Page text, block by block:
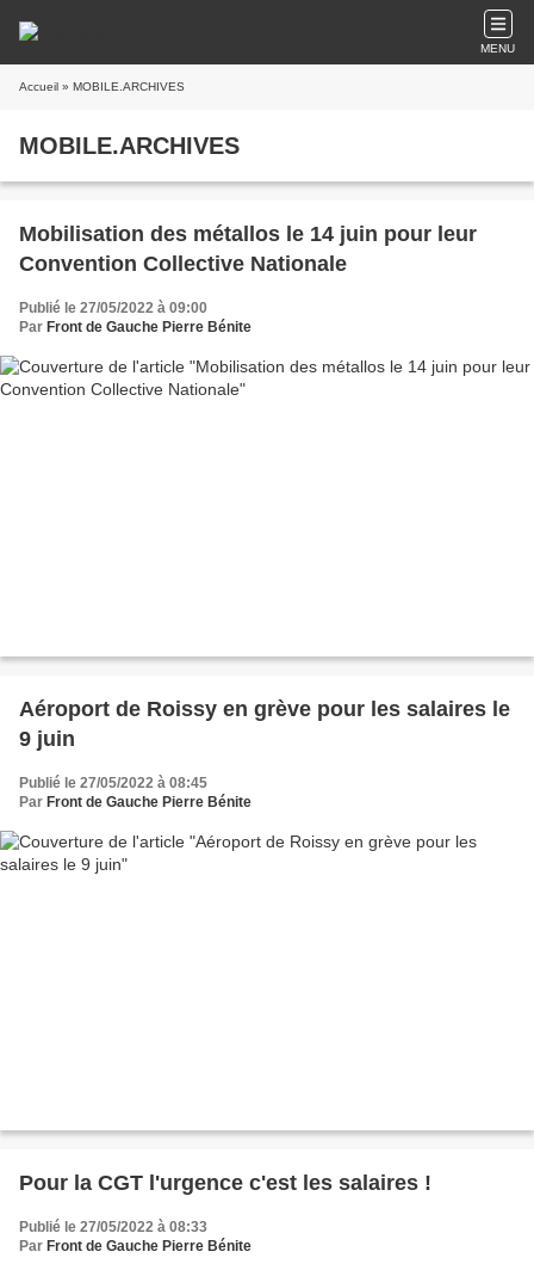
MENU
Accueil » MOBILE.ARCHIVES
MOBILE.ARCHIVES
Mobilisation des métallos le 14 juin pour leur
Convention Collective Nationale
Publié le 27/05/2022 à 09:00
Par Front de Gauche Pierre Bénite
Aéroport de Roissy en grève pour les salaires le
9 juin
Publié le 27/05/2022 à 08:45
Par Front de Gauche Pierre Bénite
Pour la CGT l'urgence c'est les salaires !
Publié le 27/05/2022 à 08:33
Par Front de Gauche Pierre Bénite